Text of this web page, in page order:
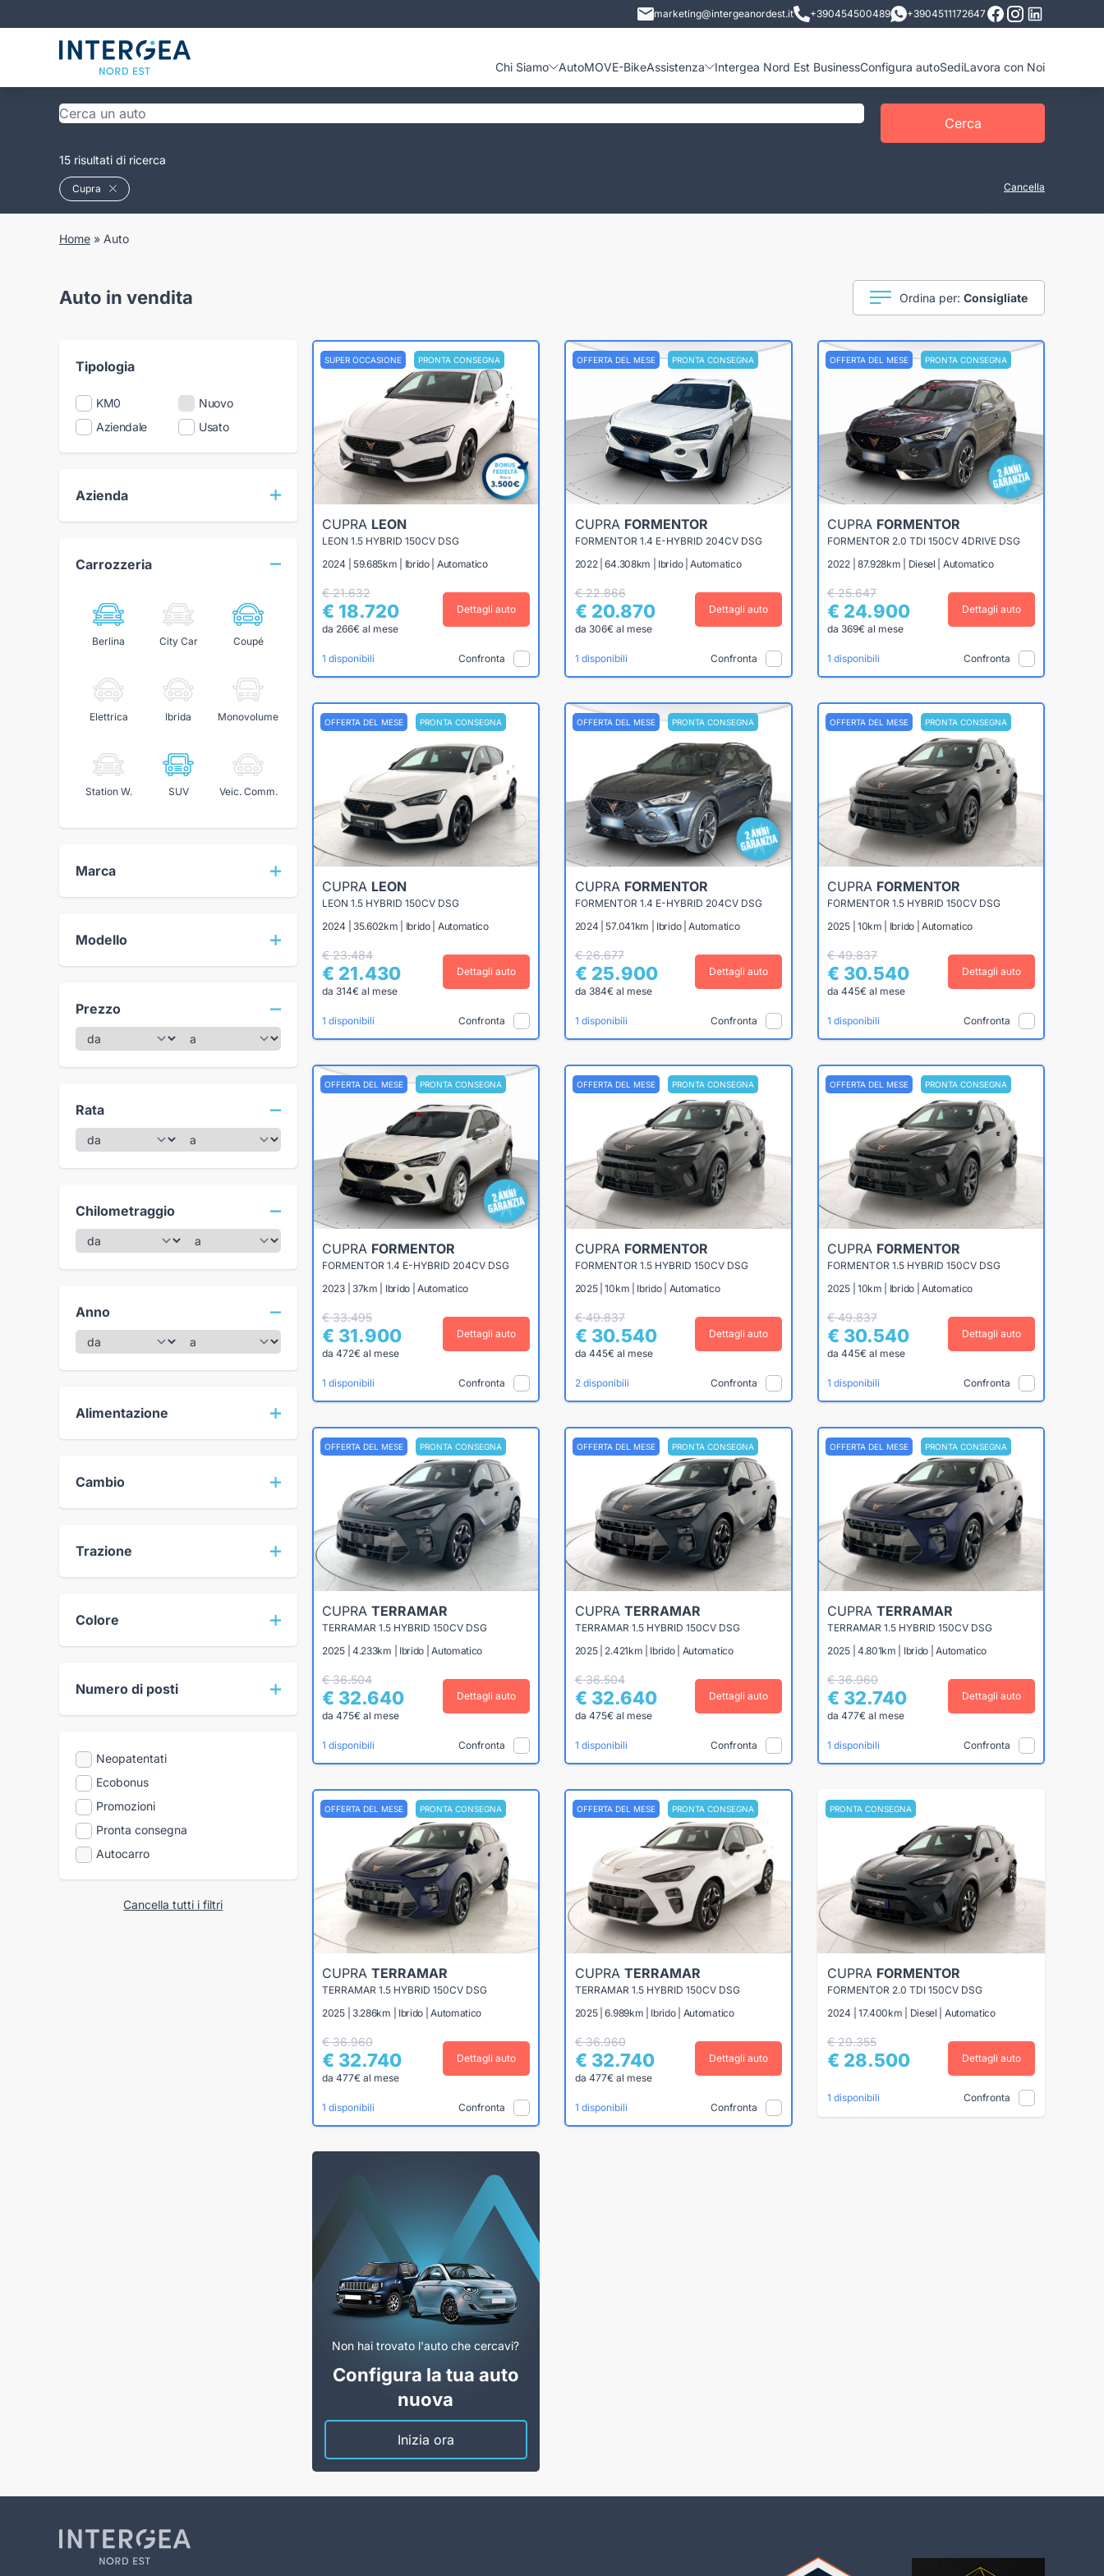
marketing@intergeanordest.it +390454500489 +3904511172647
Chi Siamo AutoMOVE-BikeAssistenza Intergea Nord Est BusinessConfigura autoSediLavora con Noi
Cerca
15 risultati di ricerca
Cupra Cancella
Home » Auto
Auto in vendita Ordina per: Consigliate
Tipologia
KM0
Nuovo
Aziendale
Usato
Azienda
Carrozzeria
Berlina City Car Coupé
Elettrica Ibrida Monovolume
Station W. SUV Veic. Comm.
Marca
Modello
Prezzo
Rata
Chilometraggio
Anno
Alimentazione
Cambio
Trazione
Colore
Numero di posti
Neopatentati
Ecobonus
Promozioni
Pronta consegna
Autocarro
Cancella tutti i filtri
SUPER OCCASIONE PRONTA CONSEGNA
CUPRA LEON
LEON 1.5 HYBRID 150CV DSG
2024 | 59.685km | Ibrido | Automatico
€ 21.632
€ 18.720
da 266€ al mese
Dettagli auto
1 disponibili Confronta
OFFERTA DEL MESE PRONTA CONSEGNA
CUPRA FORMENTOR
FORMENTOR 1.4 E-HYBRID 204CV DSG
2022 | 64.308km | Ibrido | Automatico
€ 22.866
€ 20.870
da 306€ al mese
Dettagli auto
1 disponibili Confronta
OFFERTA DEL MESE PRONTA CONSEGNA
CUPRA FORMENTOR
FORMENTOR 2.0 TDI 150CV 4DRIVE DSG
2022 | 87.928km | Diesel | Automatico
€ 25.647
€ 24.900
da 369€ al mese
Dettagli auto
1 disponibili Confronta
OFFERTA DEL MESE PRONTA CONSEGNA
CUPRA LEON
LEON 1.5 HYBRID 150CV DSG
2024 | 35.602km | Ibrido | Automatico
€ 23.484
€ 21.430
da 314€ al mese
Dettagli auto
1 disponibili Confronta
OFFERTA DEL MESE PRONTA CONSEGNA
CUPRA FORMENTOR
FORMENTOR 1.4 E-HYBRID 204CV DSG
2024 | 57.041km | Ibrido | Automatico
€ 26.677
€ 25.900
da 384€ al mese
Dettagli auto
1 disponibili Confronta
OFFERTA DEL MESE PRONTA CONSEGNA
CUPRA FORMENTOR
FORMENTOR 1.5 HYBRID 150CV DSG
2025 | 10km | Ibrido | Automatico
€ 49.837
€ 30.540
da 445€ al mese
Dettagli auto
1 disponibili Confronta
OFFERTA DEL MESE PRONTA CONSEGNA
CUPRA FORMENTOR
FORMENTOR 1.4 E-HYBRID 204CV DSG
2023 | 37km | Ibrido | Automatico
€ 33.495
€ 31.900
da 472€ al mese
Dettagli auto
1 disponibili Confronta
OFFERTA DEL MESE PRONTA CONSEGNA
CUPRA FORMENTOR
FORMENTOR 1.5 HYBRID 150CV DSG
2025 | 10km | Ibrido | Automatico
€ 49.837
€ 30.540
da 445€ al mese
Dettagli auto
2 disponibili Confronta
OFFERTA DEL MESE PRONTA CONSEGNA
CUPRA FORMENTOR
FORMENTOR 1.5 HYBRID 150CV DSG
2025 | 10km | Ibrido | Automatico
€ 49.837
€ 30.540
da 445€ al mese
Dettagli auto
1 disponibili Confronta
OFFERTA DEL MESE PRONTA CONSEGNA
CUPRA TERRAMAR
TERRAMAR 1.5 HYBRID 150CV DSG
2025 | 4.233km | Ibrido | Automatico
€ 36.504
€ 32.640
da 475€ al mese
Dettagli auto
1 disponibili Confronta
OFFERTA DEL MESE PRONTA CONSEGNA
CUPRA TERRAMAR
TERRAMAR 1.5 HYBRID 150CV DSG
2025 | 2.421km | Ibrido | Automatico
€ 36.504
€ 32.640
da 475€ al mese
Dettagli auto
1 disponibili Confronta
OFFERTA DEL MESE PRONTA CONSEGNA
CUPRA TERRAMAR
TERRAMAR 1.5 HYBRID 150CV DSG
2025 | 4.801km | Ibrido | Automatico
€ 36.960
€ 32.740
da 477€ al mese
Dettagli auto
1 disponibili Confronta
OFFERTA DEL MESE PRONTA CONSEGNA
CUPRA TERRAMAR
TERRAMAR 1.5 HYBRID 150CV DSG
2025 | 3.286km | Ibrido | Automatico
€ 36.960
€ 32.740
da 477€ al mese
Dettagli auto
1 disponibili Confronta
OFFERTA DEL MESE PRONTA CONSEGNA
CUPRA TERRAMAR
TERRAMAR 1.5 HYBRID 150CV DSG
2025 | 6.989km | Ibrido | Automatico
€ 36.960
€ 32.740
da 477€ al mese
Dettagli auto
1 disponibili Confronta
PRONTA CONSEGNA
CUPRA FORMENTOR
FORMENTOR 2.0 TDI 150CV DSG
2024 | 17.400km | Diesel | Automatico
€ 29.355
€ 28.500 Dettagli auto
1 disponibili Confronta
Non hai trovato l'auto che cercavi?
Configura la tua auto
nuova
Inizia ora